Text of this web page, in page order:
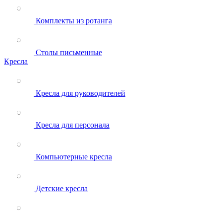
Комплекты из ротанга
Столы письменные
Кресла
Кресла для руководителей
Кресла для персонала
Компьютерные кресла
Детские кресла